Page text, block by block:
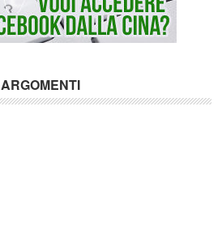
ARGOMENTI